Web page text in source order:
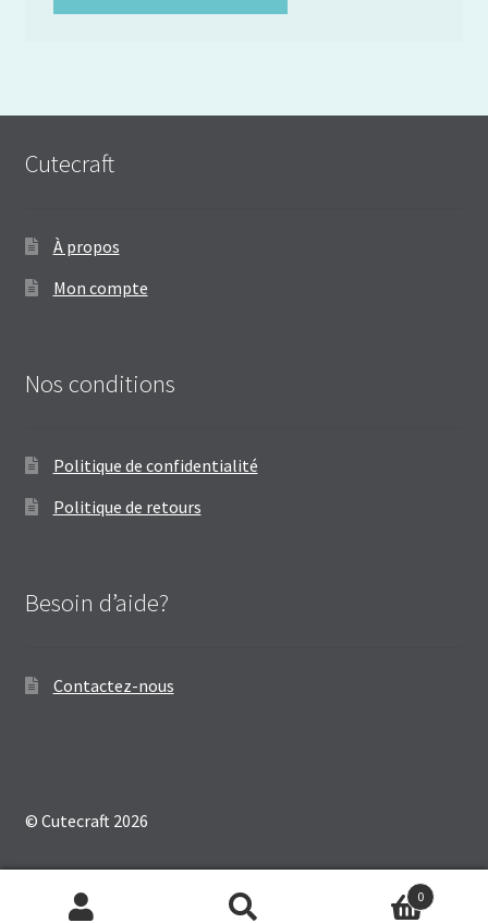
Cutecraft
À propos
Mon compte
Nos conditions
Politique de confidentialité
Politique de retours
Besoin d’aide?
Contactez-nous
© Cutecraft 2026
0